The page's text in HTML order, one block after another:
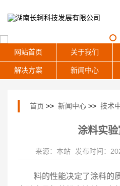
网站首页 关于我们
解决方案 新闻中心
首页 >> 新闻中心 >> 技术
涂料实
来源：本站 发布时间：
料的性能决定了涂料的